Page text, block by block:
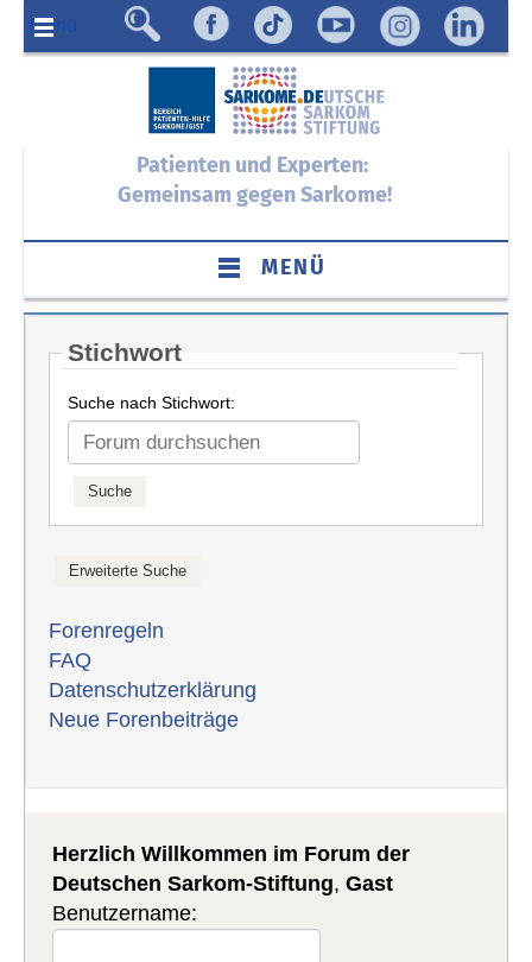
Menü
Patienten und Experten:
Gemeinsam gegen Sarkome!
MENÜ
Stichwort
Suche nach Stichwort:
Forenregeln
FAQ
Datenschutzerklärung
Neue Forenbeiträge
Herzlich Willkommen im Forum der
Deutschen Sarkom-Stiftung,Gast
Benutzername: